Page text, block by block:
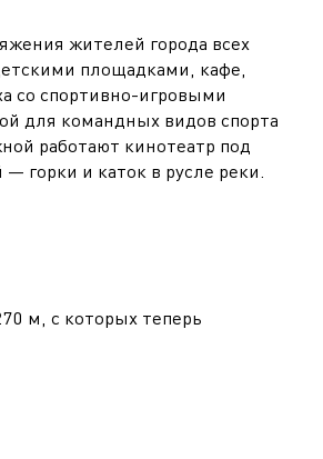
жителей города всех
площадками, кафе,
со спортивно-игровыми
для командных видов спорта
работают кинотеатр под
горки и каток в русле реки.
м, с которых теперь